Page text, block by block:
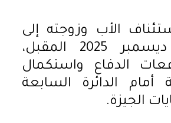
الأب وزوجته إلى
جلسة 10 ديسمبر 2025 المقبل،
الدفاع واستكمال
أمام الدائرة السابعة
الجيزة.